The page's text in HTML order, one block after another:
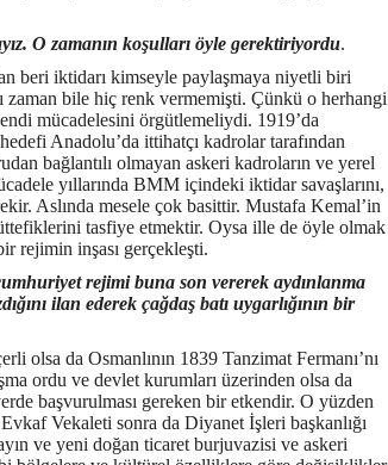
O zamanın koşulları öyle gerektiriyordu.
beri iktidarı kimseyle paylaşmaya niyetli biri
zaman bile hiç renk vermemişti. Çünkü o herhangi
mücadelesini örgütlemeliydi. 1919’da
Anadolu’da ittihatçı kadrolar tarafından
bağlantılı olmayan askeri kadroların ve yerel
yıllarında BMM içindeki iktidar savaşlarını,
Aslında mesele çok basittir. Mustafa Kemal’in
tasfiye etmektir. Oysa ille de öyle olmak
rejimin inşası gerçekleşti.
rejimi buna son vererek aydınlanma
ilan ederek çağdaş batı uygarlığının bir
olsa da Osmanlının 1839 Tanzimat Fermanı’nı
ordu ve devlet kurumları üzerinden olsa da
başvurulması gereken bir etkendir. O yüzden
Vekaleti sonra da Diyanet İşleri başkanlığı
ve yeni doğan ticaret burjuvazisi ve askeri